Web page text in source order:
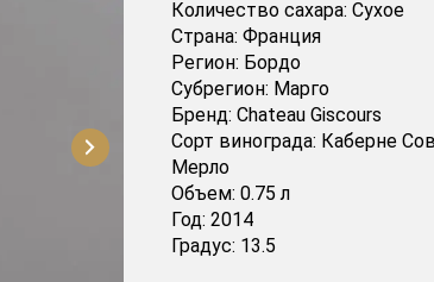
Количество сахара: Сухое
Страна: Франция
Регион: Бордо
Субрегион: Марго
Бренд: Chateau Giscours
Сорт винограда: Каберне
Мерло
Объем: 0.75 л
Год: 2014
Градус: 13.5